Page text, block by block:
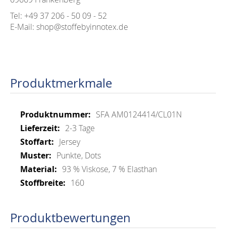
Tel: +49 37 206 - 50 09 - 52
E-Mail: shop@stoffebyinnotex.de
Produktmerkmale
Mehr
Informationen
SFA AM0124414/CL01N
2-3 Tage
Jersey
Punkte, Dots
93 % Viskose, 7 % Elasthan
160
Produktbewertungen